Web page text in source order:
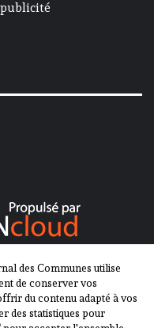
publicité
des Communes utilise
de conserver vos
du contenu adapté à vos
des statistiques pour